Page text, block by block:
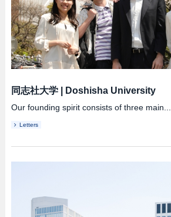
同志社大学| Doshisha University
Our founding spirit consists of three main...
Letters